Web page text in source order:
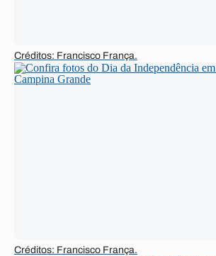
Créditos: Francisco França.
Créditos: Francisco França.